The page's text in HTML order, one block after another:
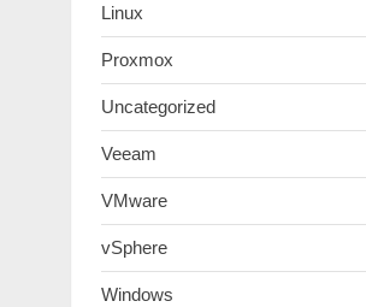
Linux
Proxmox
Uncategorized
Veeam
VMware
vSphere
Windows